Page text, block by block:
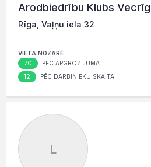
Arodbiedrību Klubs
Rīga, Vaļņu iela 32
VIETA NOZARĒ
70 PĒC APGROZĪJUMA
12 PĒC DARBINIEKU SKAITA
L